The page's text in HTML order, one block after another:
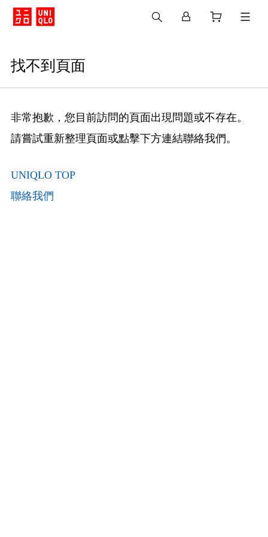
找不到頁面
非常抱歉，您目前訪問的頁面出現問題或不存在。
請嘗試重新整理頁面或點擊下方連結聯絡我們。
UNIQLO TOP
聯絡我們